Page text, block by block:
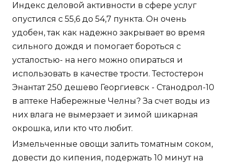
Индекс деловой активности в сфере услуг
опустился с 55,6 до 54,7 пункта. Он очень
удобен, так как надежно закрывает во время
сильного дождя и помогает бороться с
усталостью- на него можно опираться и
использовать в качестве трости. Тестостерон
Энантат 250 дешево Георгиевск - Станодрол-10
в аптеке Набережные Челны? За счет воды из
них влага не вымерзает и зимой шикарная
окрошка, или кто что любит.
Измельченные овощи залить томатным соком,
довести до кипения, подержать 10 минут на